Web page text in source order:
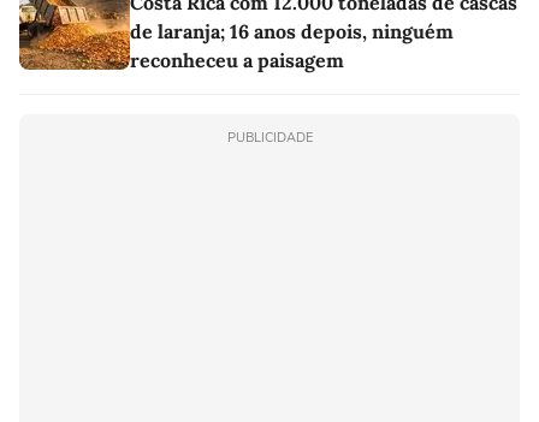
de laranja; 16 anos depois, ninguém
reconheceu a paisagem
PUBLICIDADE